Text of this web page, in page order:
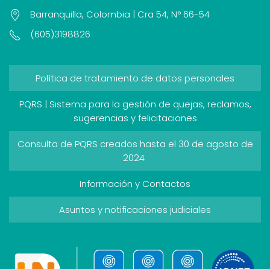
Barranquilla, Colombia | Cra 54, N° 66-54
(605)3198826
Política de tratamiento de datos personales
PQRS | Sistema para la gestión de quejas, reclamos,
sugerencias y felicitaciones
Consulta de PQRS creados hasta el 30 de agosto de
2024
Información y Contactos
Asuntos y notificaciones judiciales